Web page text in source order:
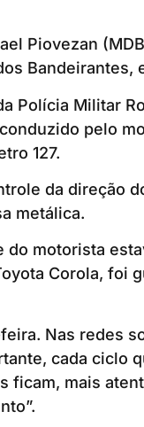
Piovezan
Bandeirantes,
Polícia Militar
pelo
127.
da direção
metálica.
motorista
Corola, foi
Nas redes
cada ciclo
ficam, mais